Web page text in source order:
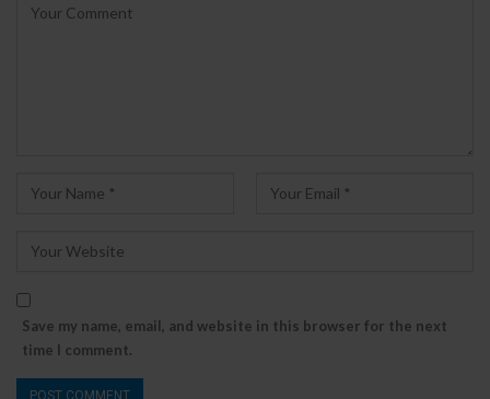
Save my name, email, and website in this browser for the next
time I comment.